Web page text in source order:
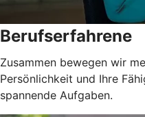
Berufserfahrene
Zusammen bewegen wir
Persönlichkeit und Ihre
spannende Aufgaben.